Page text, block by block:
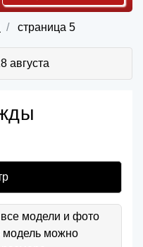
страница 5
августа
модели и фото
можно